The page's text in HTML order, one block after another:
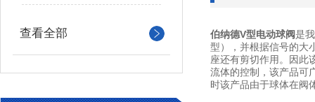
查看全部 伯纳德V型电动球阀是
型），并根据信号的大
座还有剪切作用。因此
流体的控制，该产品可
时该产品由于球体在阀